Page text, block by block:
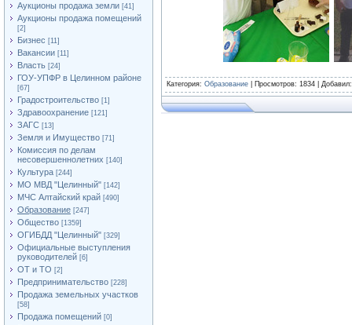
Аукционы продажа земли [41]
Аукционы продажа помещений
[2]
Бизнес [11]
Вакансии [11]
Власть [24]
ГОУ-УПФР в Целинном районе
[67]
Градостроительство [1]
Здравоохранение [121]
ЗАГС [13]
Земля и Имущество [71]
Комиссия по делам
несовершеннолетних [140]
Культура [244]
МО МВД "Целинный" [142]
МЧС Алтайский край [490]
Образование [247]
Общество [1359]
ОГИБДД "Целинный" [329]
Официальные выступления
руководителей [6]
ОТ и ТО [2]
Предпринимательство [228]
Продажа земельных участков
[58]
Продажа помещений [0]
Категория: Образование Просмотров: 1834 | Добавил